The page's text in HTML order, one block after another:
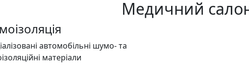
Медичний
автомобільні шумо- та
матеріали